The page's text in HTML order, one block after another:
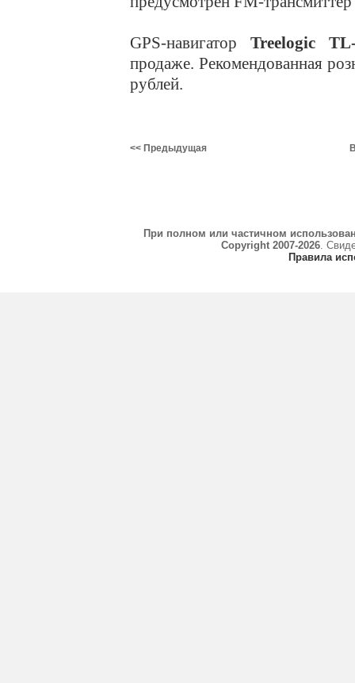
GPS-навигатор Treelogic
продаже. Рекомендованная
рублей.
<< Предыдущая
При полном или частичном
Copyright 2007-2026.
Правила